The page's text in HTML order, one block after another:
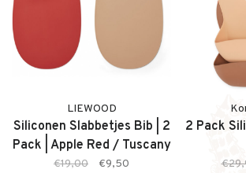
LIEWOOD
Siliconen Slabbetjes Bib | 2
Pack | Apple Red / Tuscany
Rose Mix
€19,00 €9,50
2 Pack